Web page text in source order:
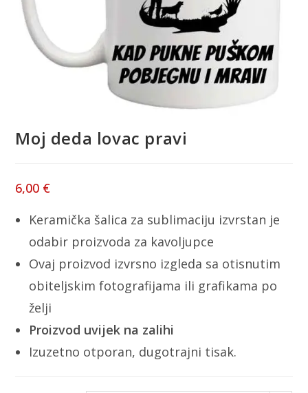
Moj deda lovac pravi
6,00 €
Keramička šalica za sublimaciju izvrstan je
odabir proizvoda za kavoljupce
Ovaj proizvod izvrsno izgleda sa otisnutim
obiteljskim fotografijama ili grafikama po
želji
Proizvod uvijek na zalihi
Izuzetno otporan, dugotrajni tisak.